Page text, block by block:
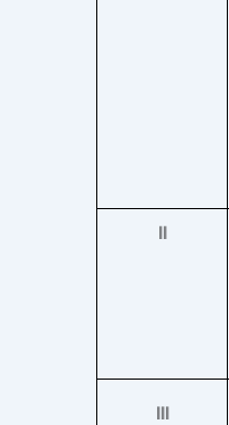
II
III